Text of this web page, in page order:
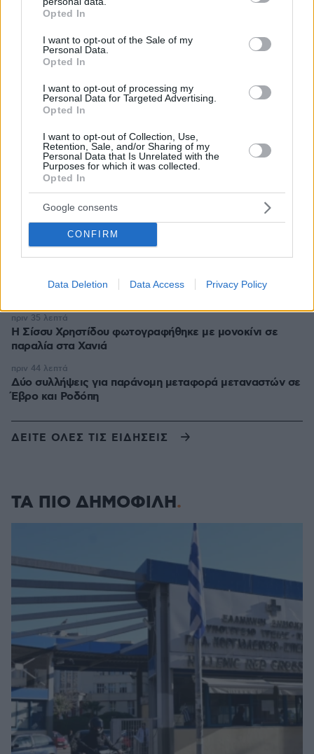
grant or deny consent to Google and its third-party tags to
use your data for below specified purposes in below Google
consent section.
Opted In
I want to opt-out of the Sale of my
Personal Data.
Opted In
I want to opt-out of processing my
Personal Data for Targeted Advertising.
Opted In
I want to opt-out of Collection, Use,
Retention, Sale, and/or Sharing of my
Personal Data that Is Unrelated with the
Purposes for which it was collected.
Opted In
Google consents
CONFIRM
Data Deletion Data Access Privacy Policy
5 ελληνικά νησιά για ήσυχες διακοπές
Πόσο πειράζει να κοιμόμαστε με ανοιχτό ανεμιστήρα –
Ο ειδικός απαντά
DIY beauty: Δέκα συν μία celebrities που επιμελλούνται
οι ίδιες τα μαλλιά και το μακιγιάζ τους
Η επιστήμη πίσω από το τέλειο γλυκό του κουταλιού
σταφύλι
πριν 20 λεπτά
Χούθι, το «άλυτο πρόβλημα» της Μέσης Ανατολής: Γιατί
χίλια πλήγματα δεν ήταν αρκετά για να τους
σταματήσουν
πριν 21 λεπτά
Φωτιά στο Σπήλαιο Ορεστιάδας, σηκώθηκε ελικόπτερο
πριν 24 λεπτά
πριν 30 λεπτά
Η Σίσσυ Χρηστίδου φωτογραφήθηκε με μονοκίνι σε
παραλία στα Χανιά
πριν 35 λεπτά
Δύο συλλήψεις για παράνομη μεταφορά μεταναστών σε
Έβρο και Ροδόπη
πριν 44 λεπτά
ΔΕΙΤΕ ΟΛΕΣ ΤΙΣ ΕΙΔΗΣΕΙΣ
ΤΑ ΠΙΟ ΔΗΜΟΦΙΛΗ